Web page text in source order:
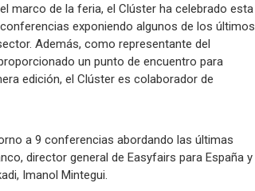
marco de la feria, el Clúster ha celebrado esta
exponiendo algunos de los últimos
Además, como representante del
un punto de encuentro para
edición, el Clúster es colaborador de
a 9 conferencias abordando las últimas
director general de Easyfairs para España y
Imanol Mintegui.